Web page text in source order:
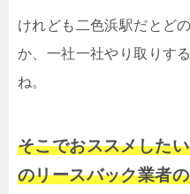
けれども二色浜駅だとど
か、一社一社やり取りす
ね。
そこでおススメした
のリースバック業者